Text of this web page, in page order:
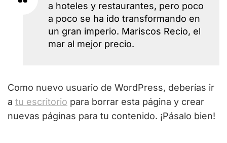
a hoteles y restaurantes, pero poco
a poco se ha ido transformando en
un gran imperio. Mariscos Recio, el
mar al mejor precio.
Como nuevo usuario de WordPress, deberías ir
a tu escritorio para borrar esta página y crear
nuevas páginas para tu contenido. ¡Pásalo bien!